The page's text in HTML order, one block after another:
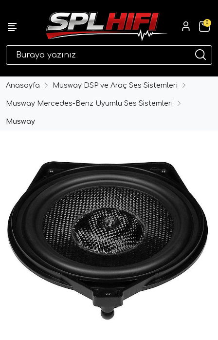
0
Anasayfa Musway DSP ve Araç Ses Sistemleri
Musway Mercedes-Benz Uyumlu Ses Sistemleri
Musway